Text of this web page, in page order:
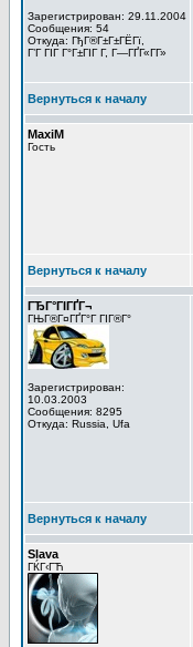
Зарегистрирован: 29.11.2004
Сообщения: 54
Откуда: ГђГ®Г±Г±ГЁГї,
Г’Г ГІГ Г°Г±ГІГ Г­, Г—ГҐГ«Г­Г»
Вернуться к началу
MaxiM
Гость
Вернуться к началу
ГЂГ°ГІГҐГ¬
ГЊГ®Г¤ГҐГ°Г ГІГ®Г°
Зарегистрирован:
10.03.2003
Сообщения: 8295
Откуда: Russia, Ufa
Вернуться к началу
Slava
ГЌГ‹ГЋ